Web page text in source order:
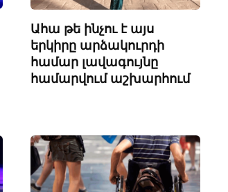
Ահա թե ինչու է այս
երկիրը արձակուրդի
համար լավագույնը
համարվում աշխարհում